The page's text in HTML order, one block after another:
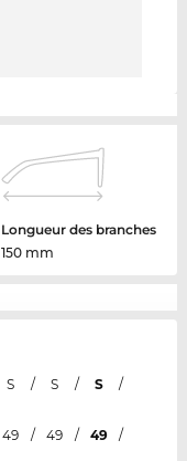
Longueur des branches
150 mm
S / S / S
/
49 / 49 / 49
/